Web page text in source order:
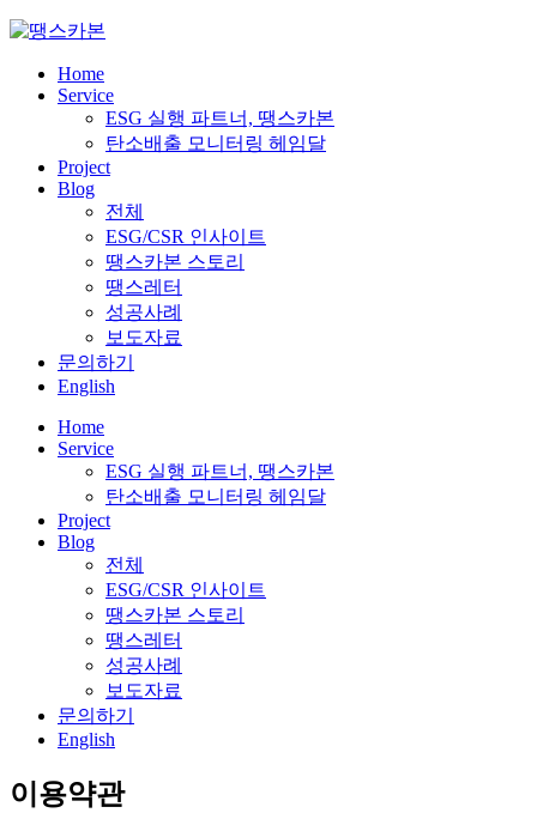
Skip
contentHome
Service
ESG 실행 파트너, 땡스카본
탄소배출 모니터링 헤임달
Project
Blog
전체
ESG/CSR 인사이트
땡스카본 스토리
땡스레터
성공사례
보도자료
문의하기
English
Home
Service
ESG 실행 파트너, 땡스카본
탄소배출 모니터링 헤임달
Project
Blog
전체
ESG/CSR 인사이트
땡스카본 스토리
땡스레터
성공사례
보도자료
문의하기
English
이용약관